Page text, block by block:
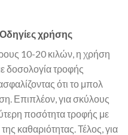
χρήσης
10-20 κιλών, η χρήση
δοσολογία τροφής
ότι το μπολ
Επιπλέον, για σκύλους
ποσότητα τροφής με
καθαριότητας. Τέλος, για